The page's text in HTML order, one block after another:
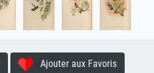
Ajouter aux Favoris